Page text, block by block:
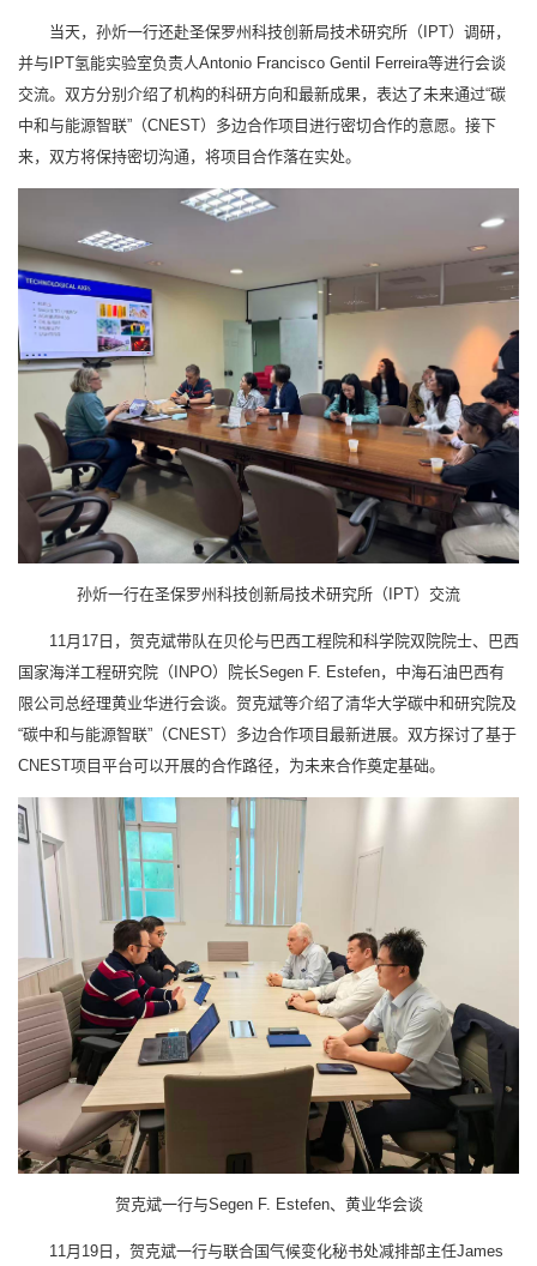
当天，孙炘一行还赴圣保罗州科技创新局技术研究所（IPT）调研，
并与IPT氢能实验室负责人Antonio Francisco Gentil Ferreira等进行会谈
交流。双方分别介绍了机构的科研方向和最新成果，表达了未来通过“碳
中和与能源智联”（CNEST）多边合作项目进行密切合作的意愿。接下
来，双方将保持密切沟通，将项目合作落在实处。
孙炘一行在圣保罗州科技创新局技术研究所（IPT）交流
11月17日，贺克斌带队在贝伦与巴西工程院和科学院双院院士、巴西
国家海洋工程研究院（INPO）院长Segen F. Estefen，中海石油巴西有
限公司总经理黄业华进行会谈。贺克斌等介绍了清华大学碳中和研究院及
“碳中和与能源智联”（CNEST）多边合作项目最新进展。双方探讨了基于
CNEST项目平台可以开展的合作路径，为未来合作奠定基础。
贺克斌一行与Segen F. Estefen、黄业华会谈
11月19日，贺克斌一行与联合国气候变化秘书处减排部主任James